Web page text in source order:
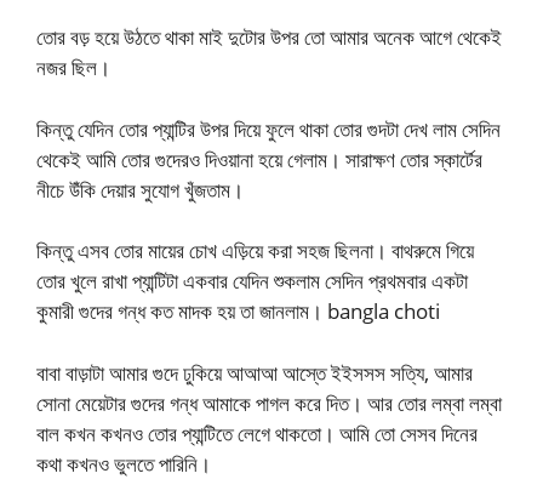
তোর বড় হয়ে উঠতে থাকা মাই দুটোর উপর তো আমার অনেক আগে থেকেই
নজর ছিল।
কিন্তু যেদিন তোর প্যান্টির উপর দিয়ে ফুলে থাকা তোর গুদটা দেখ লাম সেদিন
থেকেই আমি তোর গুদেরও দিওয়ানা হয়ে গেলাম। সারাক্ষণ তোর স্কার্টের
নীচে উঁকি দেয়ার সুযোগ খুঁজতাম।
কিন্তু এসব তোর মায়ের চোখ এড়িয়ে করা সহজ ছিলনা। বাথরুমে গিয়ে
তোর খুলে রাখা প্যান্টিটা একবার যেদিন শুকলাম সেদিন প্রথমবার একটা
কুমারী গুদের গন্ধ কত মাদক হয় তা জানলাম। bangla choti
বাবা বাড়াটা আমার গুদে ঢুকিয়ে আআআ আস্তে ইইসসস সত্যি, আমার
সোনা মেয়েটার গুদের গন্ধ আমাকে পাগল করে দিত। আর তোর লম্বা লম্বা
বাল কখন কখনও তোর প্যান্টিতে লেগে থাকতো। আমি তো সেসব দিনের
কথা কখনও ভুলতে পারিনি।